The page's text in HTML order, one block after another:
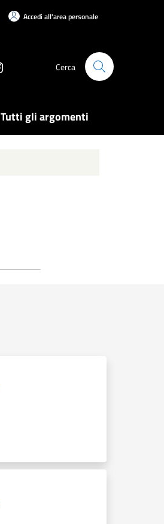
Accedi all'area personale
Cerca
Tutti gli argomenti